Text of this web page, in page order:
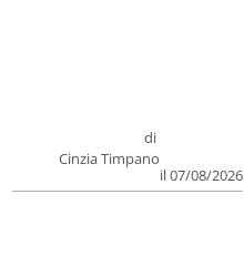
di
Cinzia Timpano
il 07/08/2026